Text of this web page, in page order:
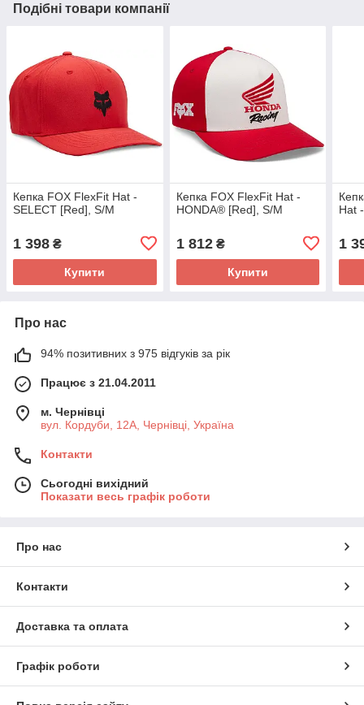
Подібні товари компанії
Кепка FOX FlexFit Hat -
SELECT [Red], S/M
1 398 ₴
Купити
Кепка FOX FlexFit Hat -
HONDA® [Red], S/M
1 812₴
Купити
Hat
1
Про нас
94% позитивних з 975 відгуків за рік
Працює з 21.04.2011
м. Чернівці
вул. Кордуби, 12А, Чернівці, Україна
Контакти
Сьогодні вихідний
Показати весь графік роботи
Про нас
Контакти
Доставка та оплата
Графік роботи